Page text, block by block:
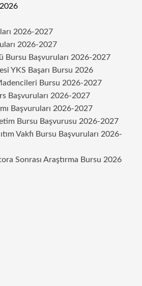
2026-2027
2026-2027
Bursu Başvuruları 2026-2027
YKS Başarı Bursu 2026
Bursu 2026-2027
Başvuruları 2026-2027
Başvuruları 2026-2027
Bursu Başvurusu 2026-2027
Vakfı Bursu Başvuruları 2026-
Sonrası Araştırma Bursu 2026